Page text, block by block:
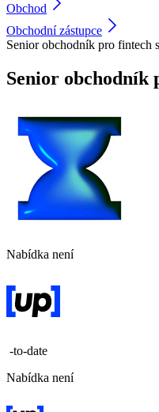
Obchod
Obchodní zástupce
Senior obchodník pro fintech
Senior obchodník
Nabídka není
-to-date
Nabídka není